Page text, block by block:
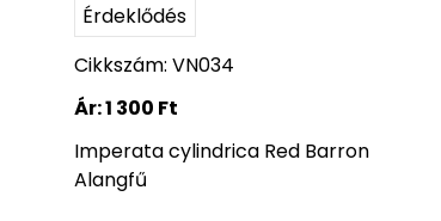
Érdeklődés
Cikkszám: VN034
Ár:1 300 Ft
Imperata cylindrica Red Barron
Alangfű